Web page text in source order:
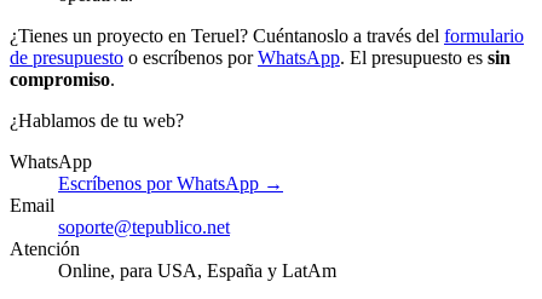
¿Tienes un proyecto en Teruel? Cuéntanoslo a través del formulario
de presupuesto o escríbenos porWhatsApp. El presupuesto es sin
compromiso.
¿Hablamos de tu web?
WhatsApp
Escríbenos por WhatsApp →
Email
soporte@tepublico.net
Atención
Online, para USA, España y LatAm